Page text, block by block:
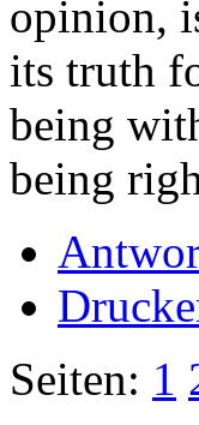
opinion,
its truth
being
being
Seiten: 1